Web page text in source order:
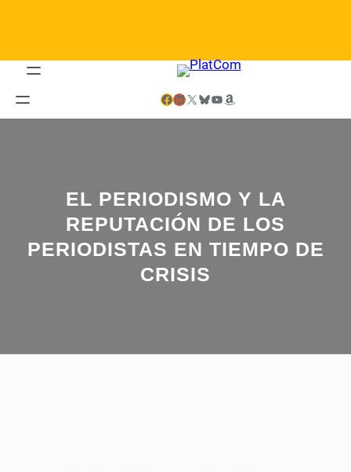
Facebook LinkedIn X Bluesky YouTube Amazon
EL PERIODISMO Y LA
REPUTACIÓN DE LOS
PERIODISTAS EN TIEMPO DE
CRISIS